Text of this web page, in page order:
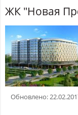
ЖК "Новая
Обновлено: